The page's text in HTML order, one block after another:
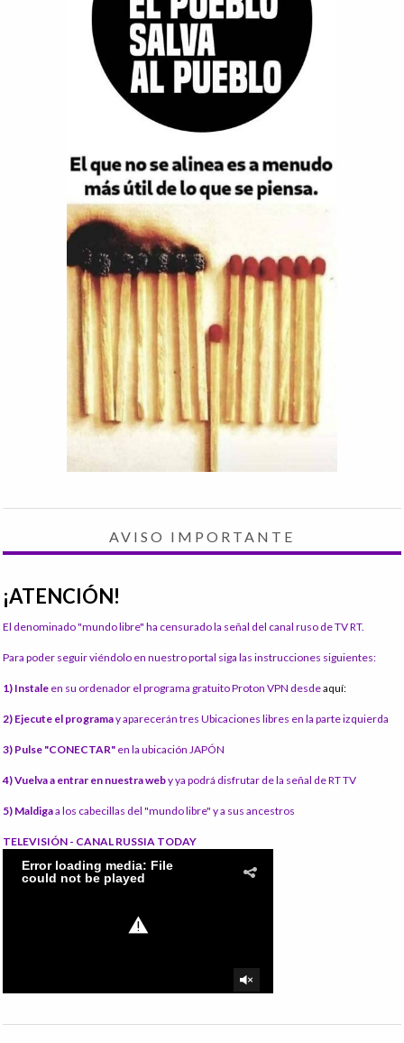
AVISO IMPORTANTE
¡ATENCIÓN!
El denominado "mundo libre" ha censurado la señal del canal ruso de TV RT.
Para poder seguir viéndolo en nuestro portal siga las instrucciones siguientes:
1) Instale en su ordenador el programa gratuito Proton VPN desdeaquí:
2) Ejecute el programay aparecerán tres Ubicaciones libres en la parte izquierda
3) Pulse "CONECTAR" en la ubicación JAPÓN
4) Vuelva a entrar en nuestra weby ya podrá disfrutar de la señal de RT TV
5) Maldigaa los cabecillas del "mundo libre" y a sus ancestros
TELEVISIÓN - CANAL RUSSIA TODAY